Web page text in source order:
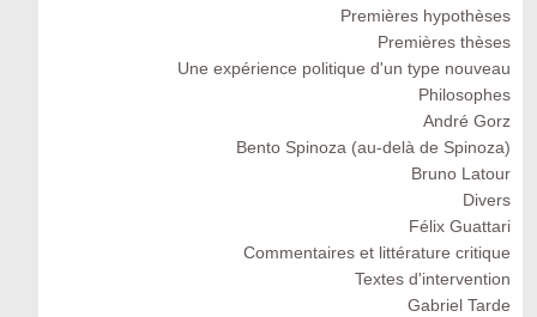
Premières hypothèses
Premières thèses
Une expérience politique d'un type nouveau
Philosophes
André Gorz
Bento Spinoza (au-delà de Spinoza)
Bruno Latour
Divers
Félix Guattari
Commentaires et littérature critique
Textes d'intervention
Gabriel Tarde